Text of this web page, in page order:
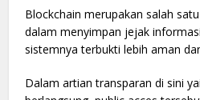
Blockchain merupakan salah
dalam menyimpan jejak
sistemnya terbukti lebih aman
Dalam artian transparan di sini